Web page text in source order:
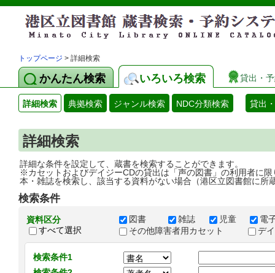
トップページ > 詳細検索
かんたん検索 いろいろ検索 貸出・
詳細検索 典拠検索 ジャンル検索 NDC分類検索 貸出
詳細検索
詳細な条件を設定して、蔵書を検索することができます。
※カセットおよびデイジーCDの貸出は「声の図書」の利用者に限
本・雑誌を検索し、該当する資料がない場合（港区立図書館に所
検索条件
資料区分
すべて選択
図書 雑誌 児童
電
その他障害者用カセット
デ
検索条件1